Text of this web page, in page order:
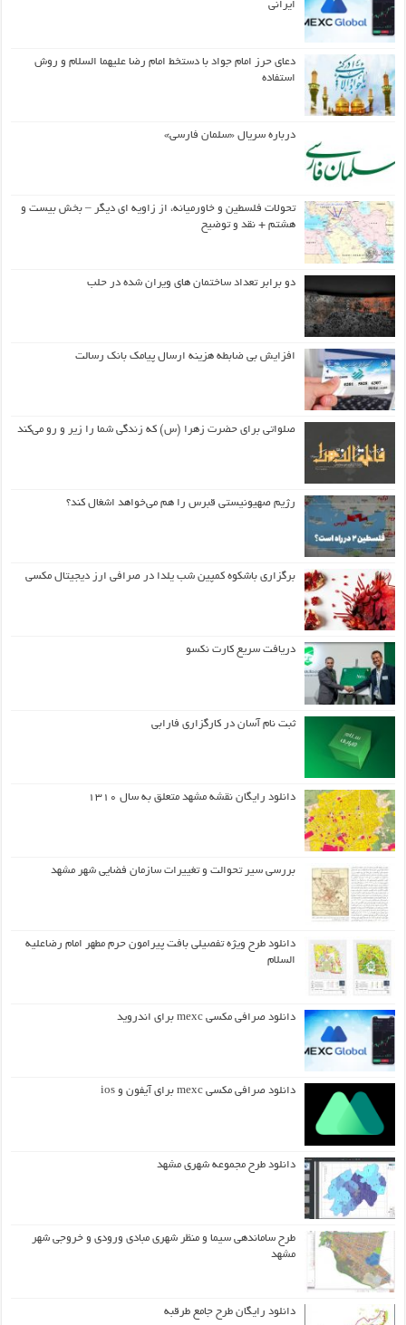
ایرانی
دعای حرز امام جواد با دستخط امام رضا علیهما السلام و روش
استفاده
درباره سریال «سلمان فارسی»
تحولات فلسطین و خاورمیانه، از زاویه ای دیگر – بخش بیست و
هشتم + نقد و توضیح
دو برابر تعداد ساختمان های ویران شده در حلب
افزایش بی ضابطه هزینه ارسال پیامک بانک رسالت
صلواتی برای حضرت زهرا (س) که زندگی شما را زیر و رو می‌کند
رژیم صهیونیستی قبرس را هم می‌خواهد اشغال کند؟
برگزاری باشکوه کمپین شب یلدا در صرافی ارز دیجیتال مکسی
دریافت سریع کارت نکسو
ثبت نام آسان در کارگزاری فارابی
دانلود رایگان نقشه مشهد متعلق به سال ۱۳۱۰
بررسی سیر تحوالت و تغییرات سازمان فضایی شهر مشهد
دانلود طرح ويژه تفصيلي بافت پيرامون حرم مطهر امام رضاعليه
السلام
دانلود صرافی مکسی mexc برای اندروید
دانلود صرافی مکسی mexc برای آیفون و ios
دانلود طرح مجموعه شهری مشهد
طرح ساماندهی سیما و منظر شهری مبادی ورودی و خروجی شهر
مشهد
دانلود رایگان طرح جامع طرقبه